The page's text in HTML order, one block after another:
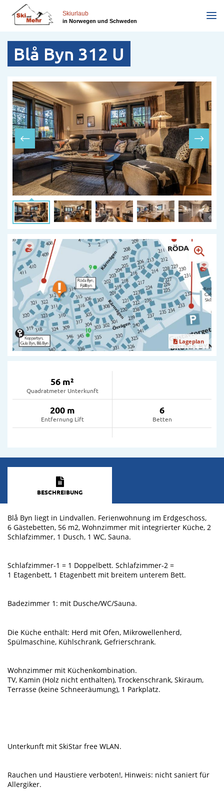
zum
Inhalt
Skiurlaub
in Norwegen und Schweden
Blå Byn 312 U
Lageplan
56 m²
Quadratmeter Unterkunft
200 m
Entfernung Lift
6
Betten
BESCHREIBUNG
Blå Byn liegt in Lindvallen. Ferienwohnung im Erdgeschoss,
6 Gästebetten, 56 m2, Wohnzimmer mit integrierter Küche, 2
Schlafzimmer, 1 Dusch, 1 WC, Sauna.
Schlafzimmer-1 = 1 Doppelbett. Schlafzimmer-2 =
1 Etagenbett, 1 Etagenbett mit breitem unterem Bett.
Badezimmer 1: mit Dusche/WC/Sauna.
Die Küche enthält: Herd mit Ofen, Mikrowellenherd,
Spülmaschine, Kühlschrank, Gefrierschrank.
Wohnzimmer mit Küchenkombination.
TV, Kamin (Holz nicht enthalten), Trockenschrank, Skiraum,
Terrasse (keine Schneeräumung), 1 Parkplatz.
Unterkunft mit SkiStar free WLAN.
Rauchen und Haustiere verboten!, Hinweis: nicht saniert für
Allergiker.